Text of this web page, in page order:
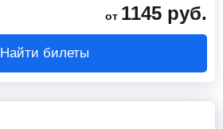
от 1145 руб.
Найти билеты